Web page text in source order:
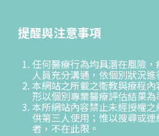
提醒與注意事項
任何醫療行為均具潛在風險
人員充分溝通，依個別狀況進
本網站之所載之衛教與療程
形以個別專業醫療評估結果為
本所網站內容禁止未經授權
供第三人使用；惟以搜尋或
者，不在此限。